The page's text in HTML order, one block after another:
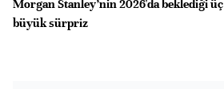
Morgan Stanley’nin 2026'da beklediği üç
büyük sürpriz